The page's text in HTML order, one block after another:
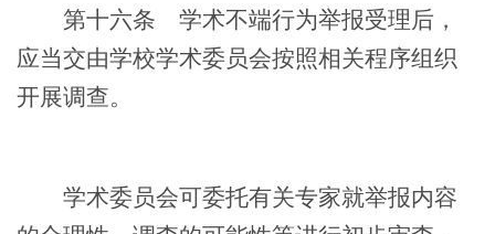
第十六条 学术不端行为举报受理后，
应当交由学校学术委员会按照相关程序组织
开展调查。
学术委员会可委托有关专家就举报内容